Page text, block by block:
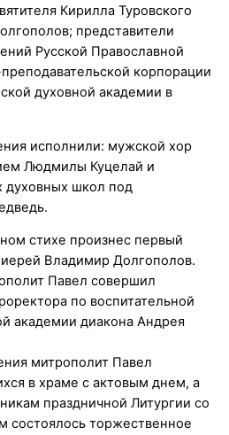
Кирилла Туровского
представители
Русской Православной
корпорации
духовной академии в
исполнили: мужской хор
Людмилы Куцелай и
школ под
стихе произнес первый
Владимир Долгополов.
Павел совершил
по воспитательной
академии диакона Андрея
митрополит Павел
в храме с актовым днем, а
праздничной Литургии со
состоялось торжественное